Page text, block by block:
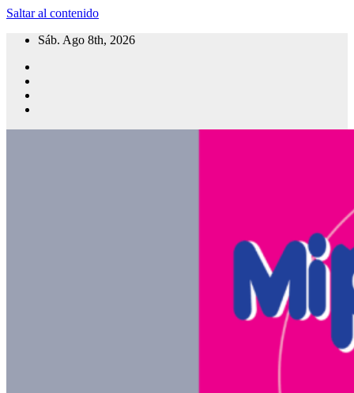
Saltar al contenido
Sáb. Ago 8th, 2026